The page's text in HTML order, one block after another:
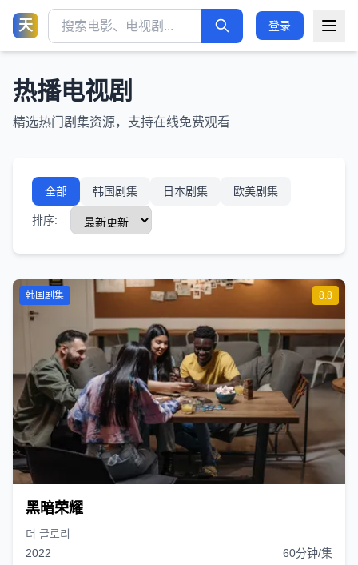
天 登录
热播电视剧
精选热门剧集资源，支持在线免费观看
全部 韩国剧集 日本剧集 欧美剧集
排序:
8.8
韩国剧集
黑暗荣耀
더 글로리
2022
60分钟/集